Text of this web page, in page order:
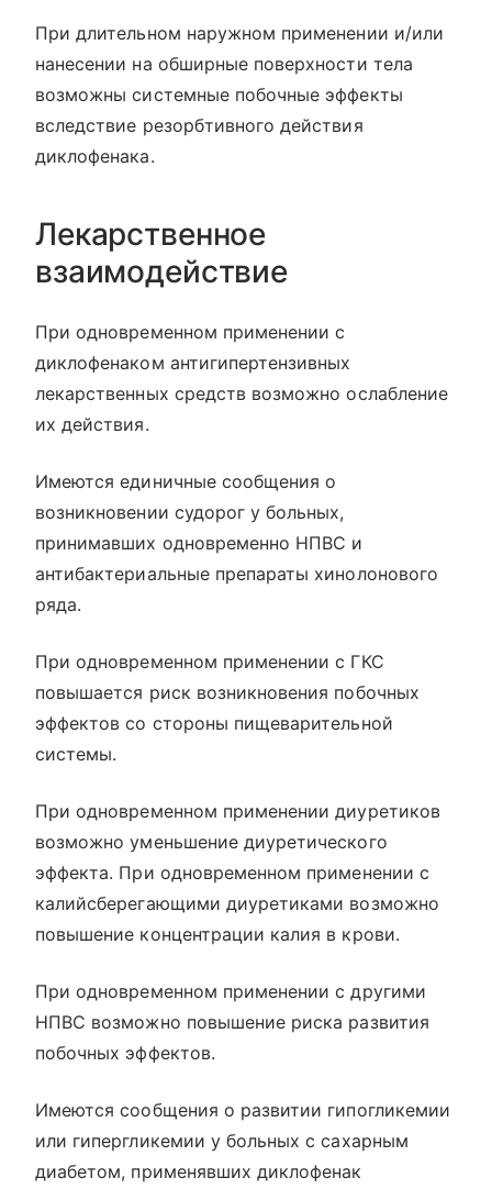
При длительном наружном применении и/или
нанесении на обширные поверхности тела
возможны системные побочные эффекты
вследствие резорбтивного действия
диклофенака.
Лекарственное
взаимодействие
При одновременном применении с
диклофенаком антигипертензивных
лекарственных средств возможно ослабление
их действия.
Имеются единичные сообщения о
возникновении судорог у больных,
принимавших одновременно НПВС и
антибактериальные препараты хинолонового
ряда.
При одновременном применении с ГКС
повышается риск возникновения побочных
эффектов со стороны пищеварительной
системы.
При одновременном применении диуретиков
возможно уменьшение диуретического
эффекта. При одновременном применении с
калийсберегающими диуретиками возможно
повышение концентрации калия в крови.
При одновременном применении с другими
НПВС возможно повышение риска развития
побочных эффектов.
Имеются сообщения о развитии гипогликемии
или гипергликемии у больных с сахарным
диабетом, применявших диклофенак